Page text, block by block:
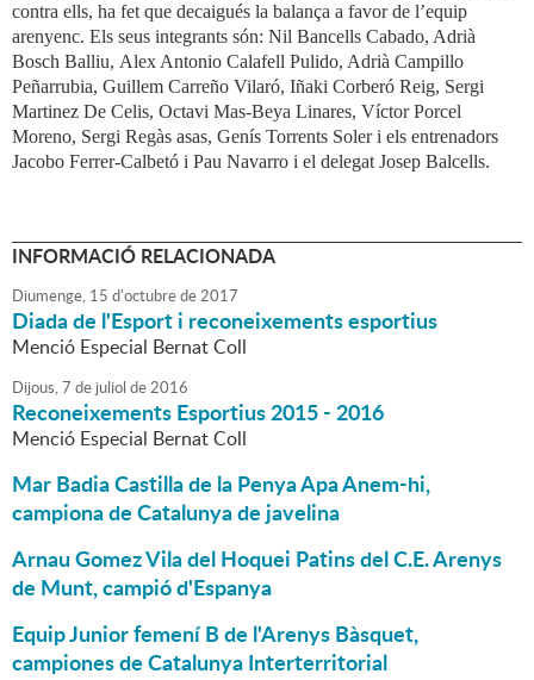
contra ells, ha fet que decaigués la balança a favor de l’equip
arenyenc. Els seus integrants són: Nil Bancells Cabado, Adrià
Bosch Balliu, Alex Antonio Calafell Pulido, Adrià Campillo
Peñarrubia, Guillem Carreño Vilaró, Iñaki Corberó Reig, Sergi
Martinez De Celis, Octavi Mas-Beya Linares, Víctor Porcel
Moreno, Sergi Regàs asas, Genís Torrents Soler i els entrenadors
Jacobo Ferrer-Calbetó i Pau Navarro i el delegat Josep Balcells.
INFORMACIÓ RELACIONADA
Diumenge, 15 d'octubrede2017
Diada de l'Esport i reconeixements esportius
Menció Especial Bernat Coll
Dijous,7 de juliol de2016
Reconeixements Esportius 2015 - 2016
Menció Especial Bernat Coll
Mar Badia Castilla de la Penya Apa Anem-hi,
campiona de Catalunya de javelina
Arnau Gomez Vila del Hoquei Patins del C.E. Arenys
de Munt, campió d'Espanya
Equip Junior femení B de l'Arenys Bàsquet,
campiones de Catalunya Interterritorial